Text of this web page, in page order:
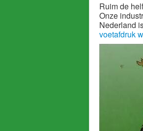
Ruim de
Onze
Nederland
voetafdruk